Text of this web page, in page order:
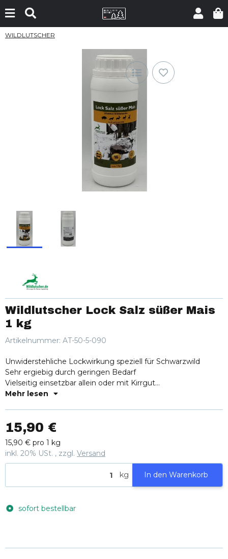
WILDLUTSCHER
Wildlutscher Lock Salz süßer Mais
1 kg
Artikelnummer: AT-50-5-090
Unwiderstehliche Lockwirkung speziell für Schwarzwild
Sehr ergiebig durch geringen Bedarf
Vielseitig einsetzbar allein oder mit Kirrgut
Langanhaltende Lockwirkung für nachhaltigen Erfolg
Mehr lesen
15,90 €
15,90 € pro 1 kg
inkl. 20% USt. , zzgl. Versand
kg In den Warenkorb
sofort bestellbar